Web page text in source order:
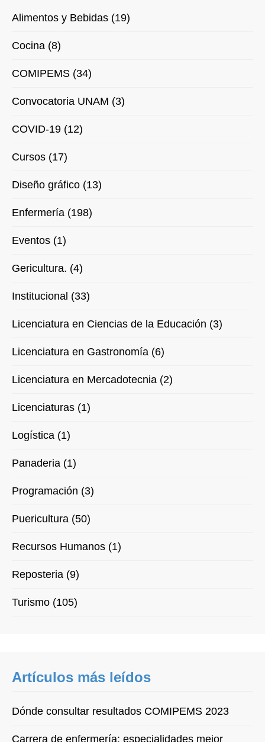
Alimentos y Bebidas (19)
Cocina (8)
COMIPEMS (34)
Convocatoria UNAM (3)
COVID-19 (12)
Cursos (17)
Diseño gráfico (13)
Enfermería (198)
Eventos (1)
Gericultura. (4)
Institucional (33)
Licenciatura en Ciencias de la Educación (3)
Licenciatura en Gastronomía (6)
Licenciatura en Mercadotecnia (2)
Licenciaturas (1)
Logística (1)
Panaderia (1)
Programación (3)
Puericultura (50)
Recursos Humanos (1)
Reposteria (9)
Turismo (105)
Artículos más leídos
Dónde consultar resultados COMIPEMS 2023
Carrera de enfermería: especialidades mejor